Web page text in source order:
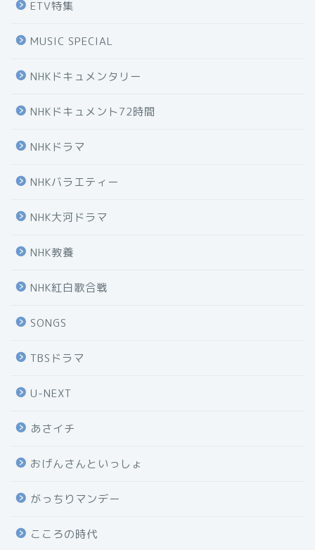
ETV特集
MUSIC SPECIAL
NHKドキュメンタリー
NHKドキュメント72時間
NHKドラマ
NHKバラエティー
NHK大河ドラマ
NHK教養
NHK紅白歌合戦
SONGS
TBSドラマ
U-NEXT
あさイチ
おげんさんといっしょ
がっちりマンデー
こころの時代